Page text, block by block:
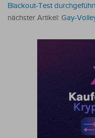
Blackout-Test
nächster Artikel: Gay-